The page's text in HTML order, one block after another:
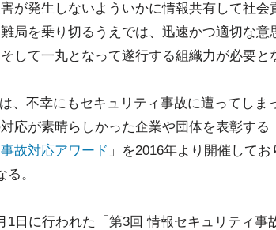
が発生しないよういかに情報共有して社会
局を乗り切るうえでは、迅速かつ適切な意
して一丸となって遂行する組織力が必要と
、不幸にもセキュリティ事故に遭ってしま
応が素晴らしかった企業や団体を表彰する
故対応アワード 」を2016年より開催してお
。
1日に行われた「第3回 情報セキュリティ事